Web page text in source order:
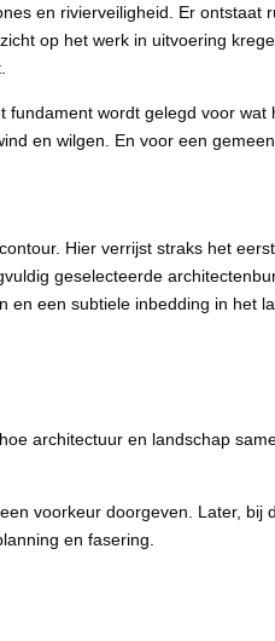
en rivierveiligheid. Er
op het werk in uitvoering
wordt gelegd voor
en wilgen. En voor een
Hier verrijst straks het
geselecteerde
een subtiele inbedding in het
architectuur en landschap
voorkeur doorgeven. Later,
en fasering.